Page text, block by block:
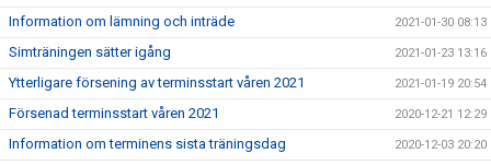
Information om lämning och inträde 2021-01-30 08:13
Simträningen sätter igång 2021-01-23 13:16
Ytterligare försening av terminsstart våren 2021 2021-01-19 20:54
Försenad terminsstart våren 2021 2020-12-21 12:29
Information om terminens sista träningsdag 2020-12-03 20:20